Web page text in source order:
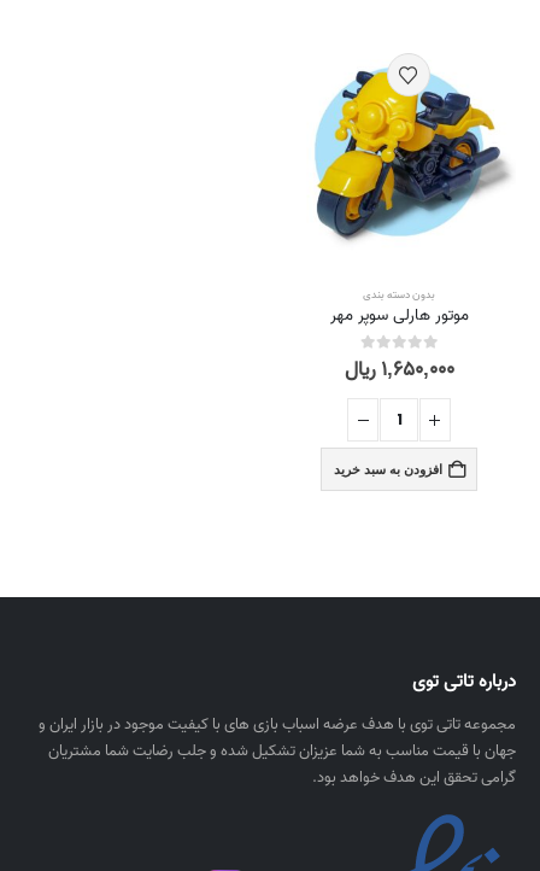
بدون دسته بندی
موتور هارلی سوپر مهر
۱,۶۵۰,۰۰۰ ریال
افزودن به سبد خرید
درباره تاتی توی
مجموعه تاتی توی با هدف عرضه اسباب بازی های با کیفیت موجود در بازار ایران و
جهان با قیمت مناسب به شما عزیزان تشکیل شده و جلب رضایت شما مشتریان
گرامی تحقق این هدف خواهد بود.